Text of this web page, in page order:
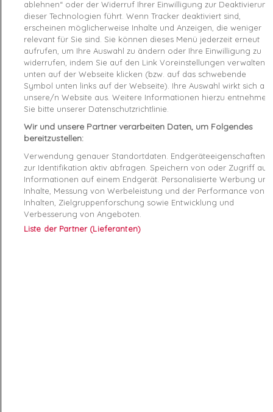
Add to cart favorite_border
Garanties sécurité (à modifier dans le module
"Réassurance")
Politique de livraison (à modifier dans le module
"Réassurance")
Politique retours (à modifier dans le module
"Réassurance")
Caractéristiques produit
Description Product Details
Produktsicherheitsverordnung (GPSR)
ablehnen“ oder der Widerruf Ihrer Einwilligung zur Deaktivierung
dieser Technologien führt. Wenn Tracker deaktiviert sind,
erscheinen möglicherweise Inhalte und Anzeigen, die weniger
relevant für Sie sind. Sie können dieses Menü jederzeit erneut
aufrufen, um Ihre Auswahl zu ändern oder Ihre Einwilligung zu
widerrufen, indem Sie auf den Link Voreinstellungen verwalten
unten auf der Webseite klicken (bzw. auf das schwebende
Symbol unten links auf der Webseite). Ihre Auswahl wirkt sich auf
unsere/n Website aus. Weitere Informationen hierzu entnehmen
Sie bitte unserer Datenschutzrichtlinie.
Wir und unsere Partner verarbeiten Daten, um Folgendes
bereitzustellen:
Verwendung genauer Standortdaten. Endgeräteeigenschaften
zur Identifikation aktiv abfragen. Speichern von oder Zugriff auf
Informationen auf einem Endgerät. Personalisierte Werbung und
Inhalte, Messung von Werbeleistung und der Performance von
Inhalten, Zielgruppenforschung sowie Entwicklung und
Verbesserung von Angeboten.
Liste der Partner (Lieferanten)